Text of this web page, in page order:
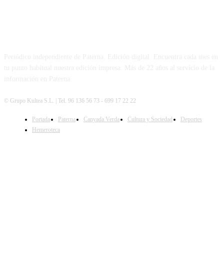
SÍGUENOS
© Grupo Kultea S.L. | Tel. 96 136 56 73 - 699 17 22 22
Portada Paterna Canyada Verda Cultura y Sociedad
Deportes
Hemeroteca